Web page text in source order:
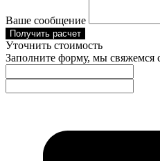
Ваше сообщение
Получить расчет
Уточнить стоимость
Заполните форму, мы свяжемся